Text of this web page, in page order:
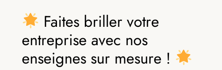
Faites briller votre
entreprise avec nos
enseignes sur mesure !